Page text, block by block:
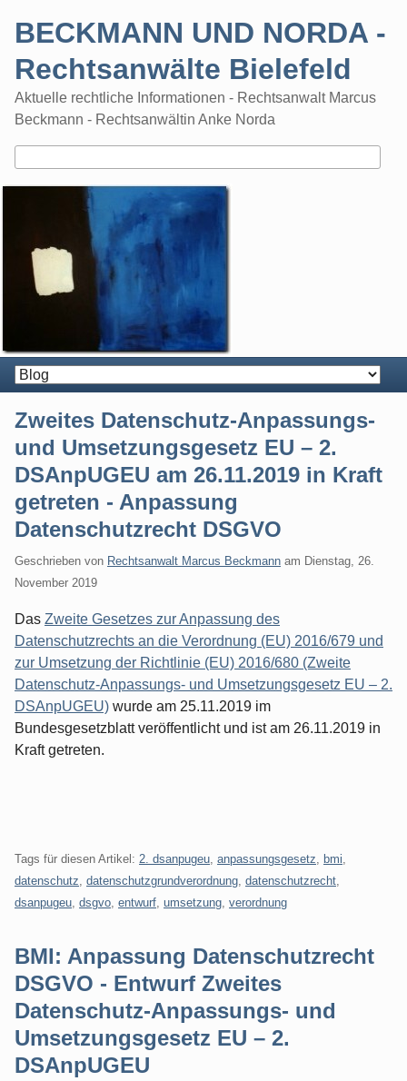
BECKMANN UND NORDA -
Rechtsanwälte Bielefeld
Aktuelle rechtliche Informationen - Rechtsanwalt Marcus
Beckmann - Rechtsanwältin Anke Norda
Zweites Datenschutz-Anpassungs-
und Umsetzungsgesetz EU – 2.
DSAnpUGEU am 26.11.2019 in Kraft
getreten - Anpassung
Datenschutzrecht DSGVO
Geschrieben von Rechtsanwalt Marcus Beckmann am Dienstag, 26.
November 2019
Das Zweite Gesetzes zur Anpassung des
Datenschutzrechts an die Verordnung (EU) 2016/679 und
zur Umsetzung der Richtlinie (EU) 2016/680 (Zweite
Datenschutz-Anpassungs- und Umsetzungsgesetz EU – 2.
DSAnpUGEU) wurde am 25.11.2019 im
Bundesgesetzblatt veröffentlicht und ist am 26.11.2019 in
Kraft getreten.
Tags für diesen Artikel: 2. dsanpugeu anpassungsgesetz bmi
datenschutz datenschutzgrundverordnung datenschutzrecht
dsanpugeu dsgvo entwurf umsetzung verordnung
BMI: Anpassung Datenschutzrecht
DSGVO - Entwurf Zweites
Datenschutz-Anpassungs- und
Umsetzungsgesetz EU – 2.
DSAnpUGEU